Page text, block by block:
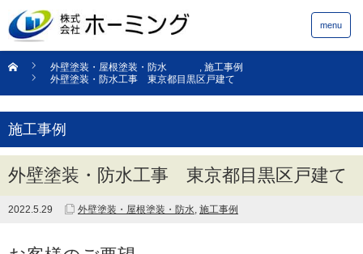
menu
外壁塗装・屋根塗装・防水 , 施工事例
外壁塗装・防水工事 東京都目黒区戸建て
施工事例
外壁塗装・防水工事 東京都目黒区戸建て
2022.5.29 外壁塗装・屋根塗装・防水, 施工事例